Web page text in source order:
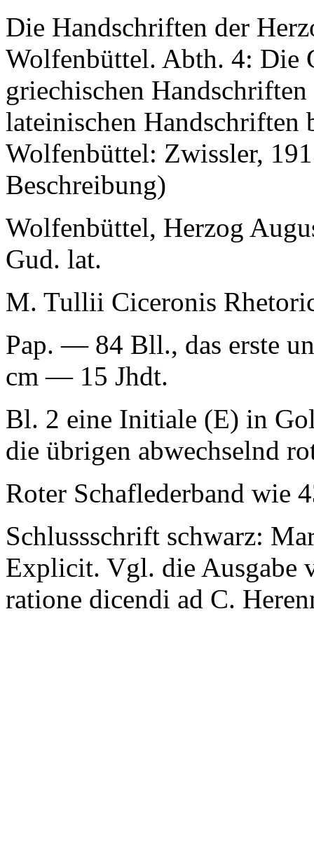
Die Handschriften der
Wolfenbüttel. Abth. 4: Die
griechischen
lateinischen Handschriften
Wolfenbüttel: Zwissler,
Beschreibung)
Wolfenbüttel, Herzog
Gud. lat.
M. Tullii Ciceronis
Pap. — 84 Bll., das erste
cm — 15 Jhdt.
Bl. 2 eine Initiale (E) in
die übrigen abwechselnd
Roter Schaflederband wie
Schlussschrift schwarz:
Explicit. Vgl. die Ausgabe
ratione dicendi ad C.